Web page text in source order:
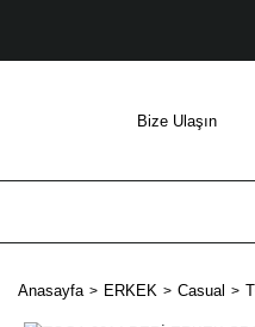
Bize Ulaşın
Anasayfa ERKEK Casual